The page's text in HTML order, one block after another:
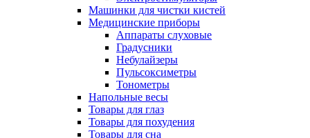
Машинки для чистки кистей
Медицинские приборы
Аппараты слуховые
Градусники
Небулайзеры
Пульсоксиметры
Тонометры
Напольные весы
Товары для глаз
Товары для похудения
Товары для сна